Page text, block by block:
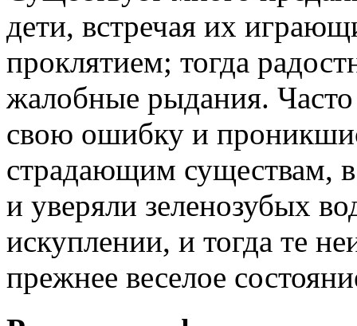
дети, встречая их
проклятием; тогда
жалобные рыдания.
свою ошибку и
страдающим существам,
и уверяли зеленозубых
искуплении, и тогда те
прежнее веселое